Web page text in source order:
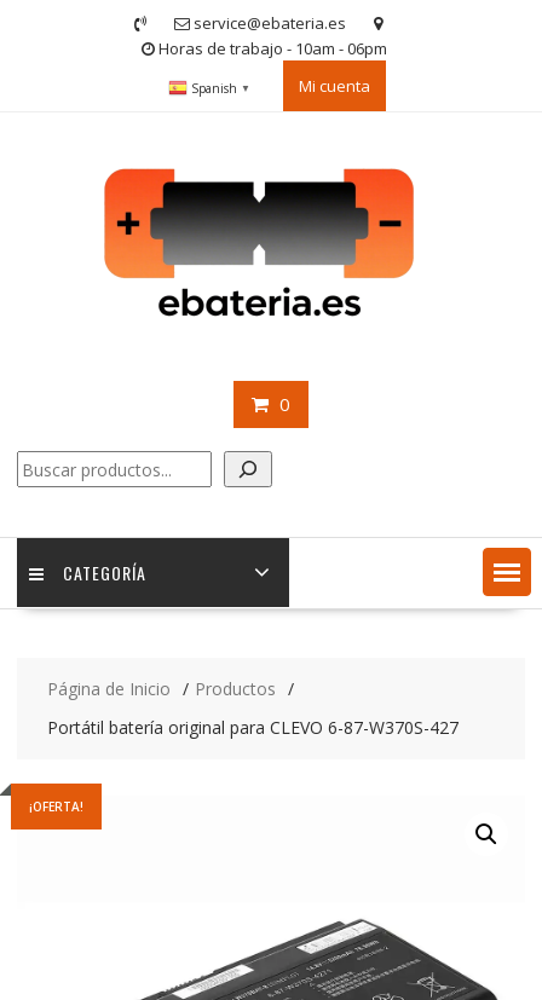
service@ebateria.es
Horas de trabajo - 10am - 06pm
Spanish ▼ Mi cuenta
0
Buscar
CATEGORÍA
Página de Inicio
Productos
Portátil batería original para CLEVO 6-87-W370S-427
¡OFERTA!